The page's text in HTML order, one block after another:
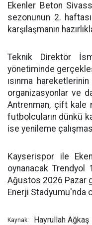
Ekenler Beton
sezonunun 2.
karşılaşmanın
Teknik Direktör
yönetiminde
ısınma
organizasyonlar ve
Antrenman, çift kale
futbolcuların dünkü
ise yenileme
Kayserispor ile
oynanacak Trendyol
Ağustos 2026 Pazar
Enerji Stadyumu'nda
Kaynak: Hayrullah Ağkaş